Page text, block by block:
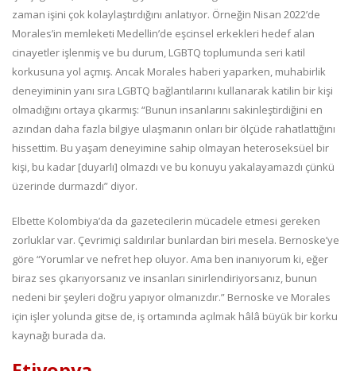
zaman işini çok kolaylaştırdığını anlatıyor. Örneğin Nisan 2022’de
Morales’in memleketi Medellin’de eşcinsel erkekleri hedef alan
cinayetler işlenmiş ve bu durum, LGBTQ toplumunda seri katil
korkusuna yol açmış. Ancak Morales haberi yaparken, muhabirlik
deneyiminin yanı sıra LGBTQ bağlantılarını kullanarak katilin bir kişi
olmadığını ortaya çıkarmış: “Bunun insanlarını sakinleştirdiğini en
azından daha fazla bilgiye ulaşmanın onları bir ölçüde rahatlattığını
hissettim. Bu yaşam deneyimine sahip olmayan heteroseksüel bir
kişi, bu kadar [duyarlı] olmazdı ve bu konuyu yakalayamazdı çünkü
üzerinde durmazdı” diyor.
Elbette Kolombiya’da da gazetecilerin mücadele etmesi gereken
zorluklar var. Çevrimiçi saldırılar bunlardan biri mesela. Bernoske’ye
göre “Yorumlar ve nefret hep oluyor. Ama ben inanıyorum ki, eğer
biraz ses çıkarıyorsanız ve insanları sinirlendiriyorsanız, bunun
nedeni bir şeyleri doğru yapıyor olmanızdır.” Bernoske ve Morales
için işler yolunda gitse de, iş ortamında açılmak hâlâ büyük bir korku
kaynağı burada da.